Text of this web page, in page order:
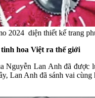
2024 diện thiết kế
hoa Việt ra thế giới
Nguyễn Lan Anh đã
Lan Anh đã sánh vai